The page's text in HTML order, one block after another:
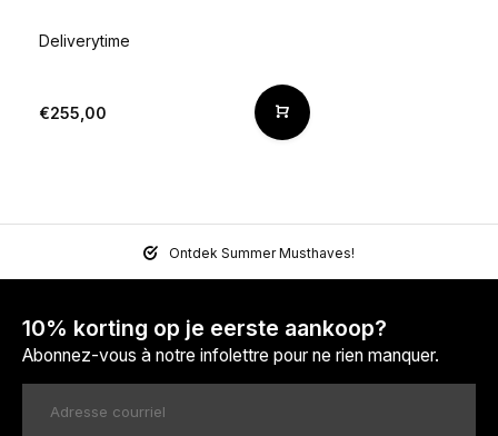
Deliverytime
€255,00
Ontdek Summer Musthaves!
10% korting op je eerste aankoop?
Abonnez-vous à notre infolettre pour ne rien manquer.